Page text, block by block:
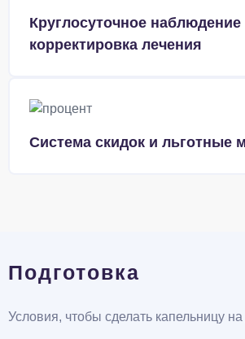
Круглосуточное наблюдение
корректировка лечения
Система скидок и льготные
Подготовка
Условия, чтобы сделать капельницу